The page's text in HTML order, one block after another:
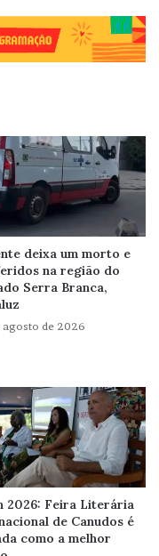
deixa um morto e
na região do
Serra Branca,
agosto de 2026
2026: Feira Literária
de Canudos é
como a melhor